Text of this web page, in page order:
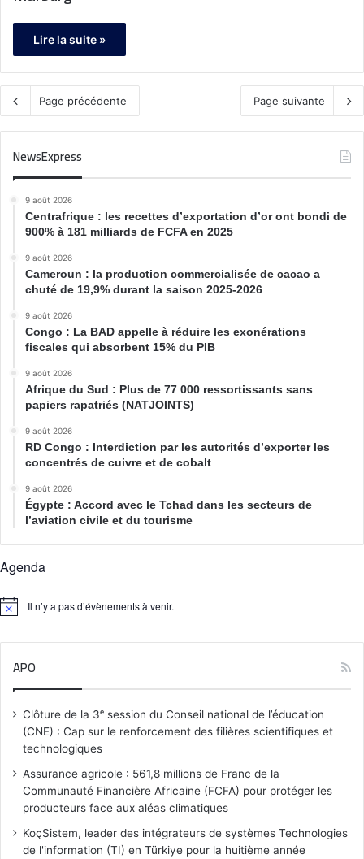
Lire la suite »
Page précédente Page suivante
NewsExpress
9 août 2026
Centrafrique : les recettes d’exportation d’or ont bondi de
900% à 181 milliards de FCFA en 2025
9 août 2026
Cameroun : la production commercialisée de cacao a
chuté de 19,9% durant la saison 2025-2026
9 août 2026
Congo : La BAD appelle à réduire les exonérations
fiscales qui absorbent 15% du PIB
9 août 2026
Afrique du Sud : Plus de 77 000 ressortissants sans
papiers rapatriés (NATJOINTS)
9 août 2026
RD Congo : Interdiction par les autorités d’exporter les
concentrés de cuivre et de cobalt
9 août 2026
Égypte : Accord avec le Tchad dans les secteurs de
l’aviation civile et du tourisme
Agenda
N
Il n’y a pas d’évènements à venir.
APO
Clôture de la 3ᵉ session du Conseil national de l’éducation
(CNE) : Cap sur le renforcement des filières scientifiques et
technologiques
Assurance agricole : 561,8 millions de Franc de la
Communauté Financière Africaine (FCFA) pour protéger les
producteurs face aux aléas climatiques
KoçSistem, leader des intégrateurs de systèmes Technologies
de l'information (TI) en Türkiye pour la huitième année